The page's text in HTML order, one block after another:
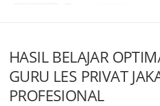
HASIL BELAJAR
GURU LES PRIVAT
PROFESIONAL